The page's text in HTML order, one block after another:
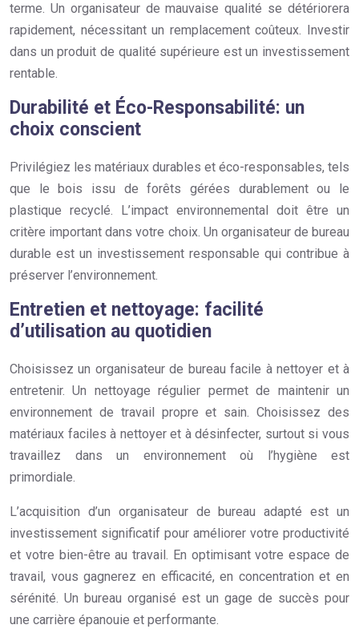
terme. Un organisateur de mauvaise qualité se détériorera
rapidement, nécessitant un remplacement coûteux. Investir
dans un produit de qualité supérieure est un investissement
rentable.
Durabilité et Éco-Responsabilité: un
choix conscient
Privilégiez les matériaux durables et éco-responsables, tels
que le bois issu de forêts gérées durablement ou le
plastique recyclé. L’impact environnemental doit être un
critère important dans votre choix. Un organisateur de bureau
durable est un investissement responsable qui contribue à
préserver l’environnement.
Entretien et nettoyage: facilité
d’utilisation au quotidien
Choisissez un organisateur de bureau facile à nettoyer et à
entretenir. Un nettoyage régulier permet de maintenir un
environnement de travail propre et sain. Choisissez des
matériaux faciles à nettoyer et à désinfecter, surtout si vous
travaillez dans un environnement où l’hygiène est
primordiale.
L’acquisition d’un organisateur de bureau adapté est un
investissement significatif pour améliorer votre productivité
et votre bien-être au travail. En optimisant votre espace de
travail, vous gagnerez en efficacité, en concentration et en
sérénité. Un bureau organisé est un gage de succès pour
une carrière épanouie et performante.